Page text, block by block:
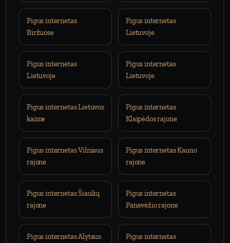
Pigus internetas
Biržuose
Pigus internetas
Lietuvoje
Pigus internetas
Lietuvoje
Pigus internetas
Lietuvoje
Pigus internetas Lietuvos
kaime
Pigus internetas
Klaipėdos rajone
Pigus internetas Vilniaus
rajone
Pigus internetas Kauno
rajone
Pigus internetas Šiaulių
rajone
Pigus internetas
Panevėžio rajone
Pigus internetas Alytaus
Pigus internetas